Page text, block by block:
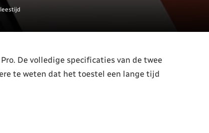
De volledige specificaties van de twee
te weten dat het toestel een lange tijd